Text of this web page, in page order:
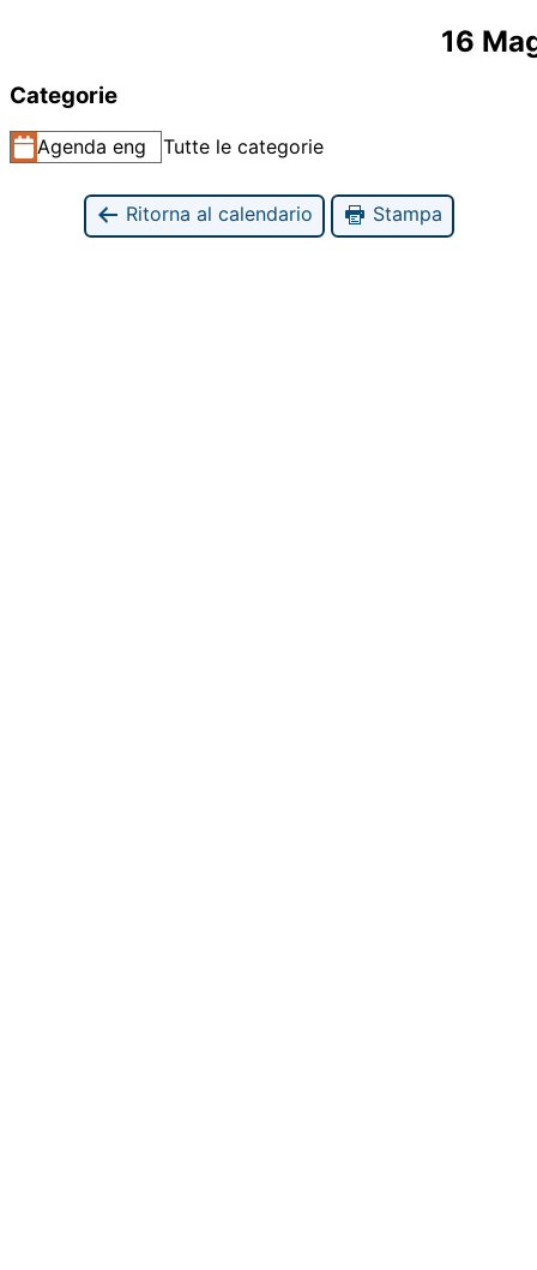
16
Categorie
Agenda eng Tutte le categorie
Ritorna al calendario Stampa